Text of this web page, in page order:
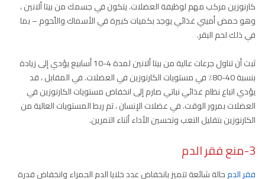
كارنوزين مركب مهم لوظيفة العضلات. يتكون في جسمك من بيتا ألانين ،
وهو حمض أميني غذائي يوجد بكميات كبيرة في الأسماك واللُحوم – بما
في ذلك لحم البقر.
ثبت أن تناول جرعات عالية من بيتا ألانين لمدة 4-10 أسابيع يؤدي إلى زيادة
بنسبة 40-80٪ في مستويات الكارنوزين في العضلات. في المقابل ، قد
يؤدي اتباع نظام غذائي نباتي صارم إلى انخفاض مستويات الكارنوزين في
العضلات بمرور الوقت. في عضلات الإنسان ، تم ربط المستويات العالية من
الكارنوزين بتقليل التعب وتحسين الأداء أثناء التمرين.
3-منع فقر الدم
فقر الدمحالة شائعة تتميز بانخفاض عدد خلايا الدم الحمراء وانخفاض قدرة